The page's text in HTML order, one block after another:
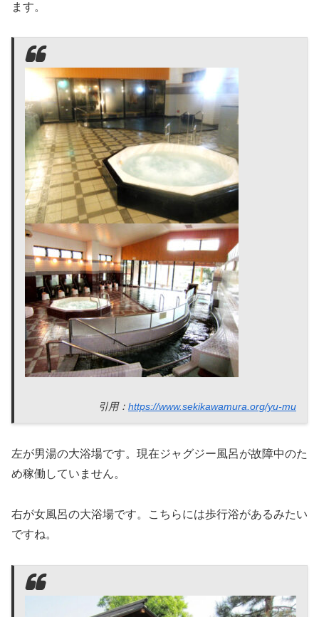
ます。
引用： https://www.sekikawamura.org/yu-mu
左が男湯の大浴場です。現在ジャグジー風呂が故障中のた
め稼働していません。
右が女風呂の大浴場です。こちらには歩行浴があるみたい
ですね。